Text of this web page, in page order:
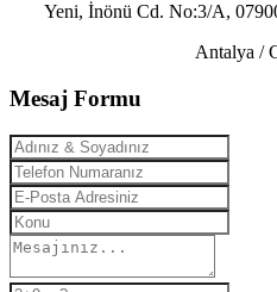
Yeni, İnönü Cd. No:3/A,
Antalya /
Mesaj Formu